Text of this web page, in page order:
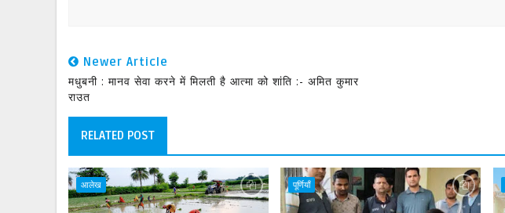
Newer Article
मधुबनी : मानव सेवा करने में मिलती है आत्मा को शांति :- अमित कुमार
राउत
RELATED POST
आलेख पूर्णियाँ